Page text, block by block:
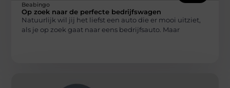
Beabingo
Op zoek naar de perfecte bedrijfswagen
Natuurlijk wil jij het liefst een auto die er mooi uitziet,
als je op zoek gaat naar eens bedrijfsauto. Maar